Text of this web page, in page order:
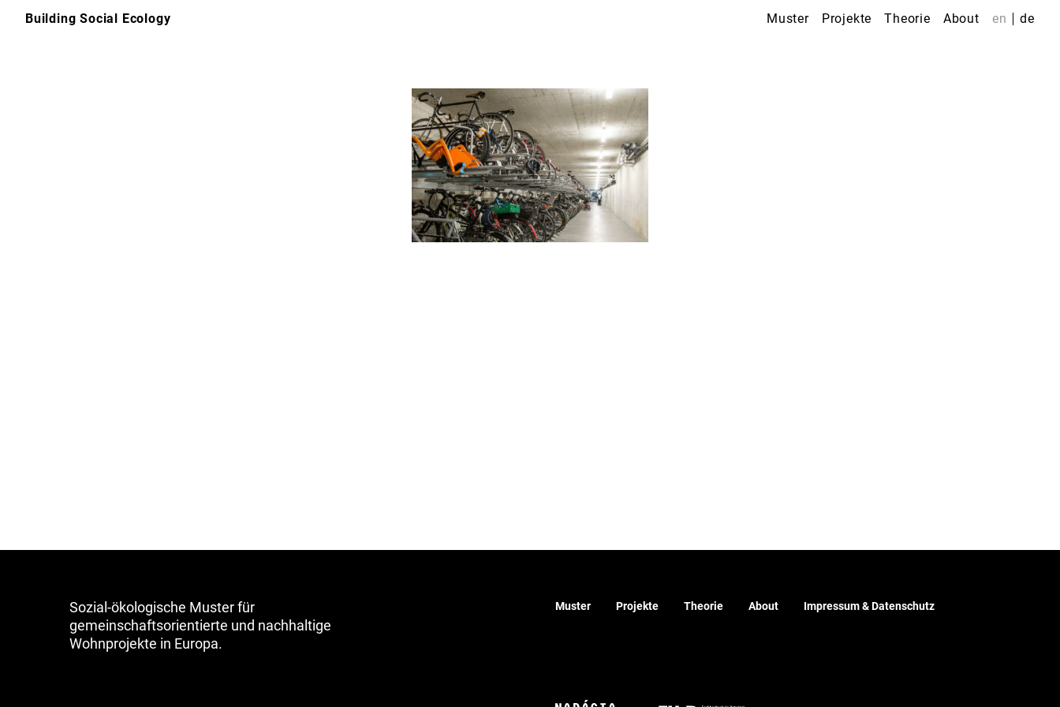
Building Social Ecology Muster Projekte Theorie About en de
Muster Projekte Theorie About Impressum & Datenschutz
Sozial-ökologische Muster für
gemeinschaftsorientierte und nachhaltige
Wohnprojekte in Europa.